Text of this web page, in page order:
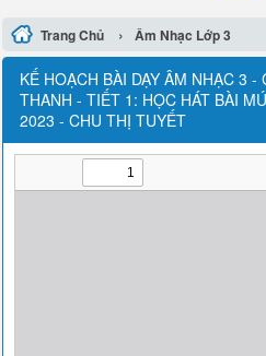
Trang Chủ › Âm Nhạc Lớp 3
KẾ HOẠCH BÀI DẠY ÂM NHẠC 3
THANH - TIẾT 1: HỌC HÁT BÀI
2023 - CHU THỊ TUYẾT